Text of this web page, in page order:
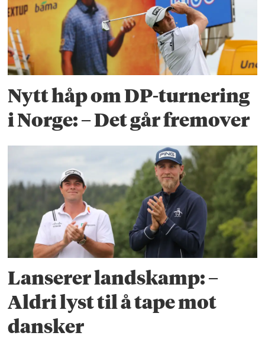
Nytt håp om DP-turnering
i Norge: – Det går fremover
Lanserer landskamp: –
Aldri lyst til å tape mot
dansker